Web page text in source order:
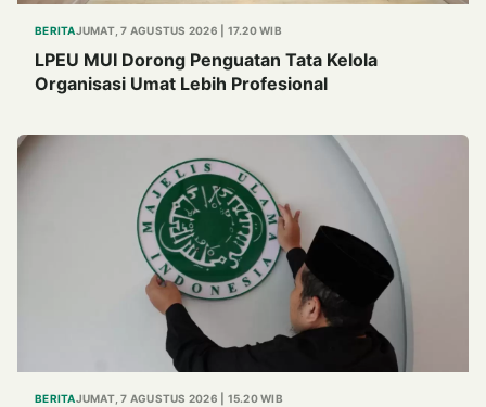
BERITAJUMAT, 7 AGUSTUS 2026 | 17.20 WIB
LPEU MUI Dorong Penguatan Tata Kelola
Organisasi Umat Lebih Profesional
BERITAJUMAT, 7 AGUSTUS 2026 | 15.20 WIB